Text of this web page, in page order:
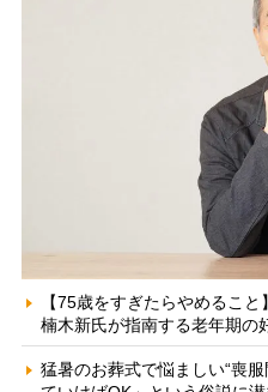
【75歳をすぎたらやめるこ
楠木新氏が指南する老年期の
猛暑のお葬式で悩ましい“喪